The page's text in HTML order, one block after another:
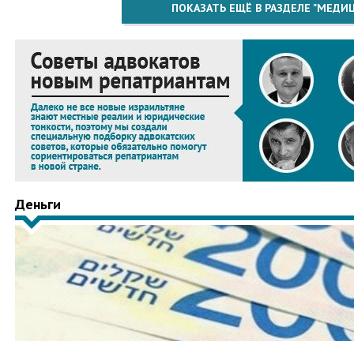
ПОКАЗАТЬ ЕЩЁ В РАЗДЕЛЕ
Деньги